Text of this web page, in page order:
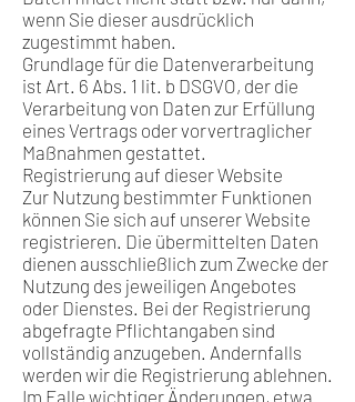
wenn Sie dieser ausdrücklich
zugestimmt haben.
Grundlage für die Datenverarbeitung
ist Art. 6 Abs. 1 lit. b DSGVO, der die
Verarbeitung von Daten zur Erfüllung
eines Vertrags oder vorvertraglicher
Maßnahmen gestattet.
Registrierung auf dieser Website
Zur Nutzung bestimmter Funktionen
können Sie sich auf unserer Website
registrieren. Die übermittelten Daten
dienen ausschließlich zum Zwecke der
Nutzung des jeweiligen Angebotes
oder Dienstes. Bei der Registrierung
abgefragte Pflichtangaben sind
vollständig anzugeben. Andernfalls
werden wir die Registrierung ablehnen.
Im Falle wichtiger Änderungen, etwa